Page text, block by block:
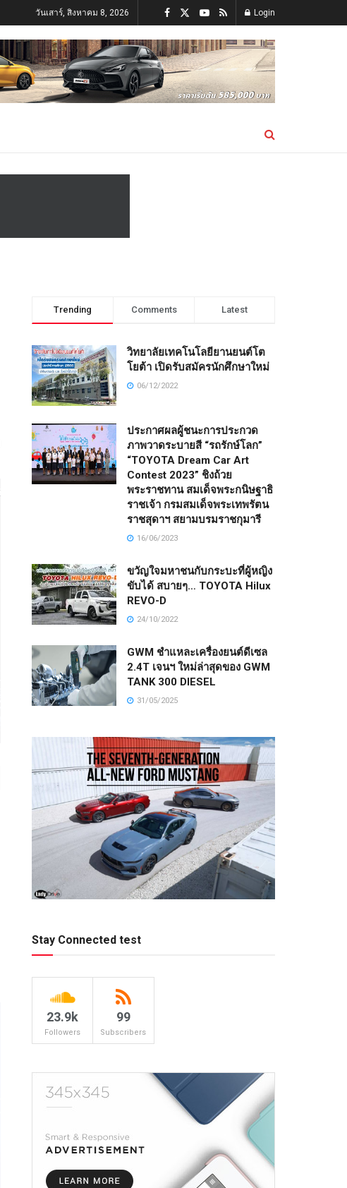
วันเสาร์, สิงหาคม 8, 2026 Login
Trending Comments Latest
วิทยาลัยเทคโนโลยียานยนต์โต
โยต้า เปิดรับสมัครนักศึกษาใหม่
06/12/2022
ประกาศผลผู้ชนะการประกวด
ภาพวาดระบายสี “รถรักษ์โลก”
“TOYOTA Dream Car Art
Contest 2023” ชิงถ้วย
พระราชทาน สมเด็จพระกนิษฐาธิ
ราชเจ้า กรมสมเด็จพระเทพรัตน
ราชสุดาฯ สยามบรมราชกุมารี
16/06/2023
ขวัญใจมหาชนกับกระบะที่ผู้หญิง
ขับได้ สบายๆ… TOYOTA Hilux
REVO-D
24/10/2022
GWM ชำแหละเครื่องยนต์ดีเซล
2.4T เจนฯ ใหม่ล่าสุดของ GWM
TANK 300 DIESEL
31/05/2025
Stay Connected test
23.9k
Followers
99
Subscribers